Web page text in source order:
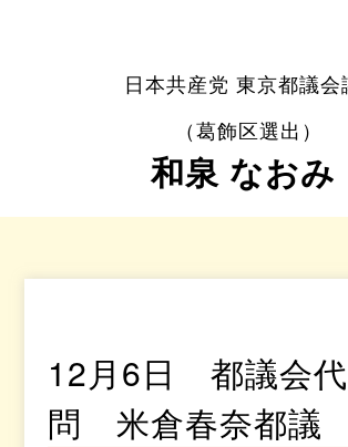
日本共産党 東京都議会
（葛飾区選出）
和泉 なおみ
12月6日 都議会
問 米倉春奈都議